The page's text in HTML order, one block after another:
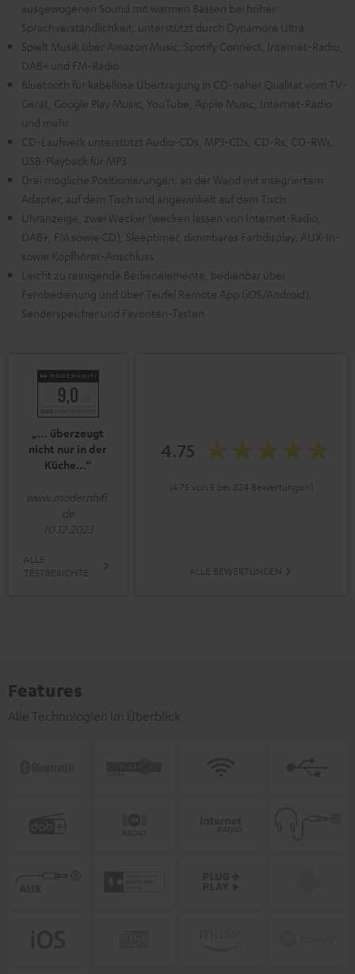
ausgewogenen Sound mit warmen Bässen bei hoher
Sprachverständlichkeit, unterstützt durch Dynamore Ultra
Spielt Musik über Amazon Music, Spotify Connect, Internet-Radio,
DAB+ und FM-Radio
Bluetooth für kabellose Übertragung in CD-naher Qualität vom TV-
Gerät, Google Play Music, YouTube, Apple Music, Internet-Radio
und mehr
CD-Laufwerk unterstützt Audio-CDs, MP3-CDs, CD-Rs, CD-RWs,
USB-Playback für MP3
Drei mögliche Positionierungen: an der Wand mit integriertem
Adapter, auf dem Tisch und angewinkelt auf dem Tisch
Uhranzeige, zwei Wecker (wecken lassen von Internet-Radio,
DAB+, FM sowie CD), Sleeptimer, dimmbares Farbdisplay, AUX-In-
sowie Kopfhörer-Anschluss
Leicht zu reinigende Bedienelemente, bedienbar über
Fernbedienung und über Teufel Remote App (iOS/Android),
Senderspeicher und Favoriten-Tasten
„… überzeugt
nicht nur in der
Küche…“
www.modernhifi.
de
10.12.2023
ALLE
TESTBERICHTE
4.75
(4.75 von 5 bei 824 Bewertungen)
ALLE BEWERTUNGEN
Features
Alle Technologien im Überblick